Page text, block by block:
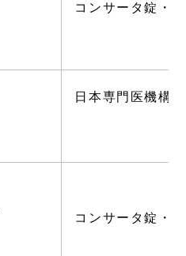
コンサータ錠・
日本専門医機構
コンサータ錠・